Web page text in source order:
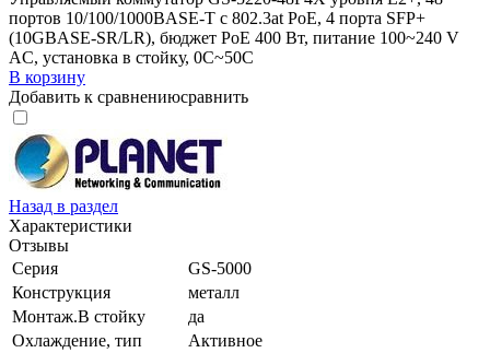
портов 10/100/1000BASE-T с 802.3at PoE, 4 порта SFP+
(10GBASE-SR/LR), бюджет PoE 400 Вт, питание 100~240 V
AC, установка в стойку, 0С~50C
В корзину
Добавить к сравнениюсравнить
Назад в раздел
Характеристики
Отзывы
Серия
GS-5000
Конструкция
металл
Монтаж.В стойку
да
Охлаждение, тип
Активное